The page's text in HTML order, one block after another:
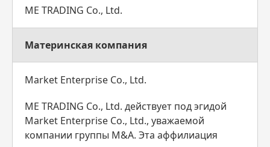
ME TRADING Co., Ltd.
Материнская компания
Market Enterprise Co., Ltd.
ME TRADING Co., Ltd. действует под эгидой
Market Enterprise Co., Ltd., уважаемой
компании группы M&A. Эта аффилиация